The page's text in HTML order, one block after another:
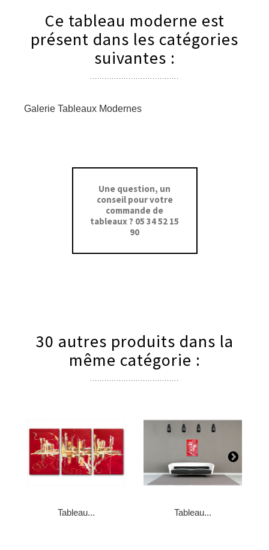
Ce tableau moderne est
présent dans les catégories
suivantes :
Galerie Tableaux Modernes
Une question, un
conseil pour votre
commande de
tableaux ? 05 34 52 15
90
30 autres produits dans la
même catégorie :
Tableau... Tableau...